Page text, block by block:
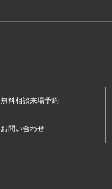
無料相談来場予約
お問い合わせ